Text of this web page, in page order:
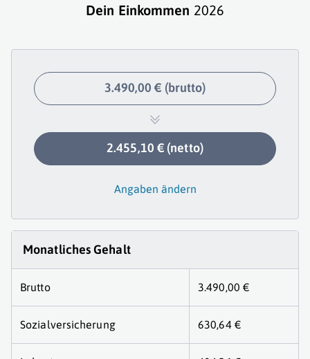
Dein Einkommen 2026
3.490,00 € (brutto)
2.455,10 € (netto)
Angaben ändern
Monatliches Gehalt
Brutto 3.490,00 €
Sozialversicherung 630,64 €